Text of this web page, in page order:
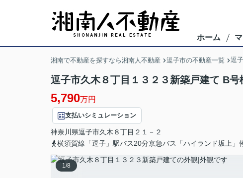
ホーム
湘南で不動産を探すなら湘南人不動産 逗子市の不動産一覧 逗
逗子市久木８丁目１３２３新築戸建て B号
5,790万円
支払いシミュレーション
神奈川県逗子市久木 ８丁目２１－２
横須賀線「逗子」駅バス20分京急バス「ハイランド坂上」
1/8